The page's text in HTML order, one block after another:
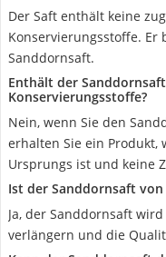
Der Saft enthält keine
Konservierungsstoffe. Er
Sanddornsaft.
Enthält der
Konservierungsstoffe?
Nein, wenn Sie den
erhalten Sie ein Produkt,
Ursprungs ist und keine
Ist der Sanddornsaft
Ja, der Sanddornsaft
verlängern und die